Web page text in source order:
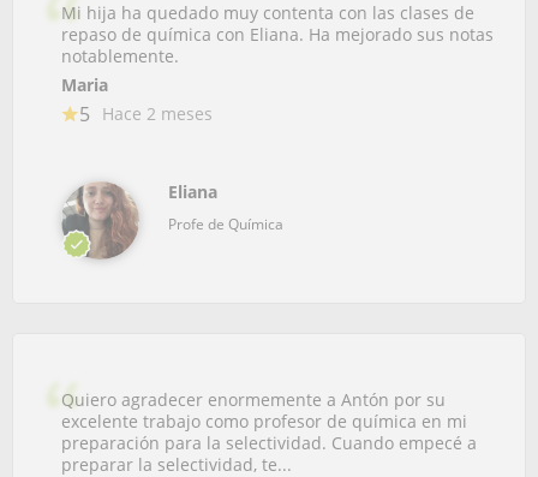
Mi hija ha quedado muy contenta con las clases de
repaso de química con Eliana. Ha mejorado sus notas
notablemente.
Maria
5 Hace 2 meses
Eliana
Profe de Química
Quiero agradecer enormemente a Antón por su
excelente trabajo como profesor de química en mi
preparación para la selectividad. Cuando empecé a
preparar la selectividad, te...